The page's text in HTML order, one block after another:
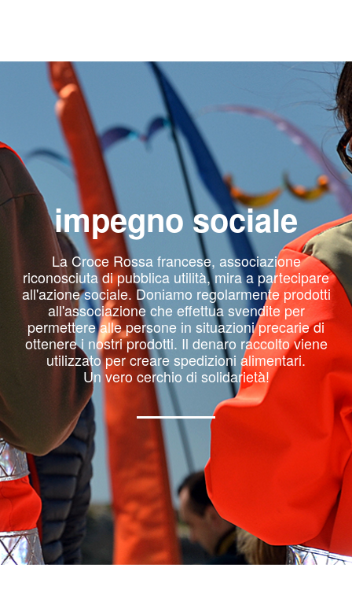
impegno sociale
La Croce Rossa francese, associazione
riconosciuta di pubblica utilità, mira a partecipare
all'azione sociale. Doniamo regolarmente prodotti
all'associazione che effettua svendite per
permettere alle persone in situazioni precarie di
ottenere i nostri prodotti. Il denaro raccolto viene
utilizzato per creare spedizioni alimentari.
Un vero cerchio di solidarietà!